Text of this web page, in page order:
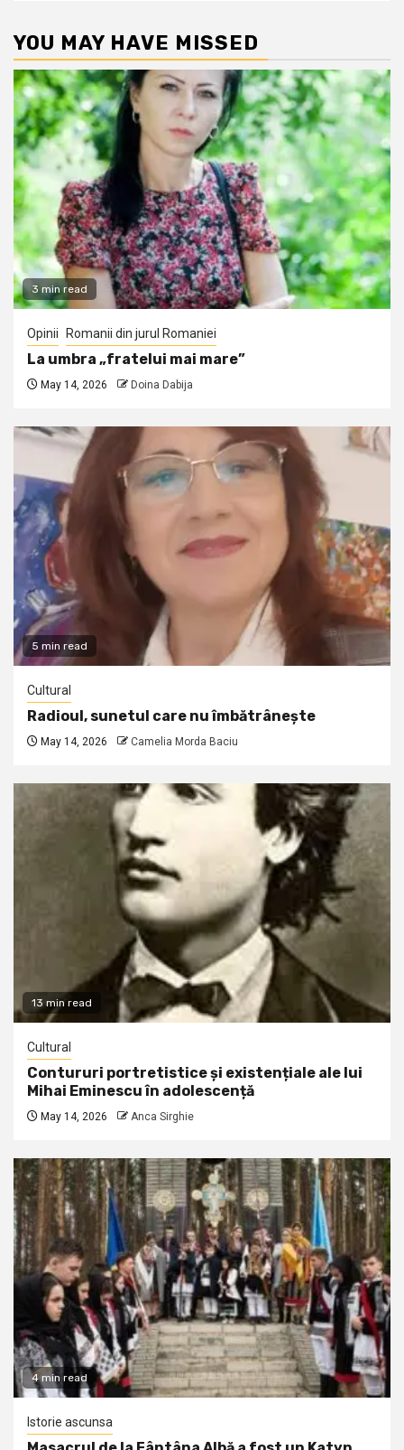
YOU MAY HAVE MISSED
3 min read
Opinii Romanii din jurul Romaniei
La umbra „fratelui mai mare”
May 14, 2026 Doina Dabija
5 min read
Cultural
Radioul, sunetul care nu îmbătrânește
May 14, 2026 Camelia Morda Baciu
13 min read
Cultural
Contururi portretistice și existențiale ale lui
Mihai Eminescu în adolescență
May 14, 2026 Anca Sirghie
4 min read
Istorie ascunsa